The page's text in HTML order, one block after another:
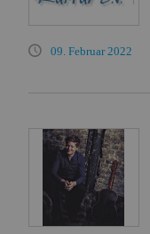
09. Februar 2022